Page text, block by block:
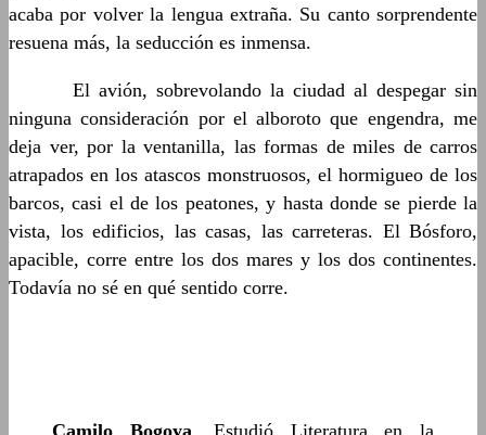
acaba por volver la lengua extraña. Su canto sorprendente
resuena más, la seducción es inmensa.
El avión, sobrevolando la ciudad al despegar sin
ninguna consideración por el alboroto que engendra, me
deja ver, por la ventanilla, las formas de miles de carros
atrapados en los atascos monstruosos, el hormigueo de los
barcos, casi el de los peatones, y hasta donde se pierde la
vista, los edificios, las casas, las carreteras. El Bósforo,
apacible, corre entre los dos mares y los dos continentes.
Todavía no sé en qué sentido corre.
Camilo Bogoya . Estudió Literatura en la